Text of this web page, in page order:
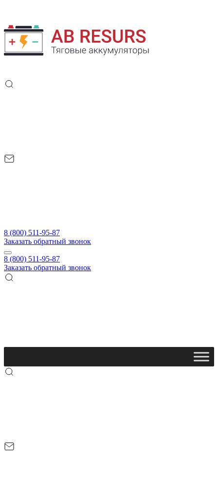
8 (800) 511-95-87
Заказать обратный звонок
8 (800) 511-95-87
Заказать обратный звонок